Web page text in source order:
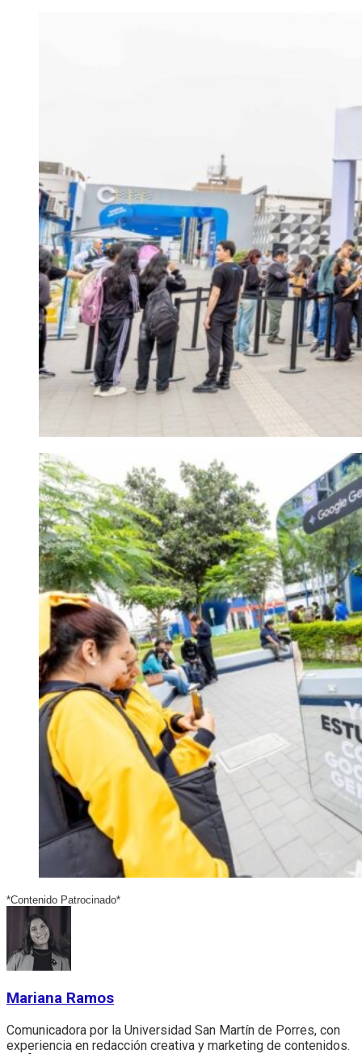
*Contenido Patrocinado*
Mariana Ramos
Comunicadora por la Universidad San Martín de Porres, con
experiencia en redacción creativa y marketing de contenidos.